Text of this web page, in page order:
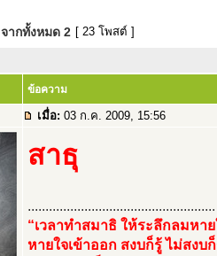
จากทั้งหมด 2 [ 23 โพสต์ ]
ข้อความ
เมื่อ: 03 ก.ค. 2009, 15:56
สาธุ
.....................................................
“เวลาทำสมาธิ ให้ระลึกลมหา
หายใจเข้าออก สงบก็รู้ ไม่สงบ